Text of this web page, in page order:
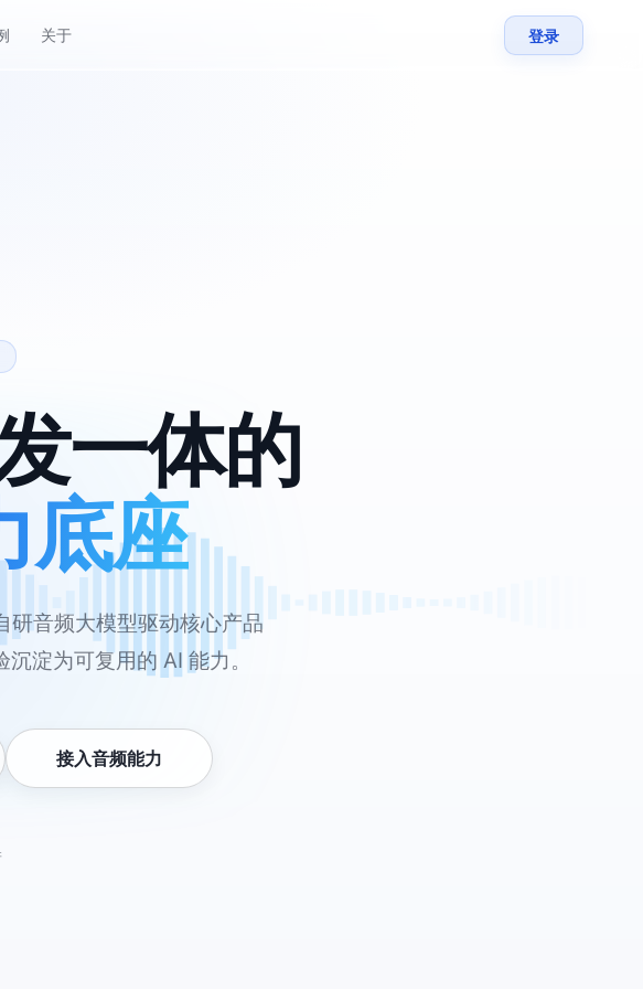
关于 登录
一体的
底座
研音频大模型驱动核心产品
淀为可复用的 AI 能力。
接入音频能力